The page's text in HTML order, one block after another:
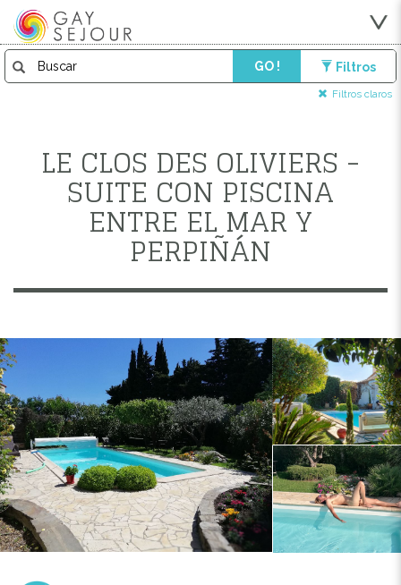
GO ! Filtros
Filtros claros
LE CLOS DES OLIVIERS -
SUITE CON PISCINA
ENTRE EL MAR Y
PERPIÑÁN